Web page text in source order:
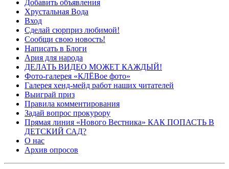
Добавить объявления
Хрустальная Вода
Вход
Сделай сюрприз любимой!
Сообщи свою новость!
Написать в Блоги
Ария для народа
ДЕЛАТЬ ВИДЕО МОЖЕТ КАЖДЫЙ!
Фото-галерея «КЛЁВое фото»
Галерея хенд-мейд работ наших читателей
Выиграй приз
Правила комментирования
Задай вопрос прокурору
Прямая линия «Нового Вестника» КАК ПОПАСТЬ В
ДЕТСКИЙ САД?
О нас
Архив опросов